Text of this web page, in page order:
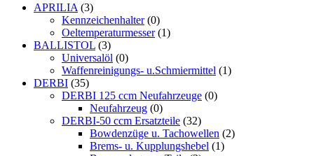
APRILIA (3)
Kennzeichenhalter (0)
Oeltemperaturmesser (1)
BALLISTOL (3)
Universalöl (0)
Waffenreinigungs- u.Schmiermittel (1)
DERBI (35)
DERBI 125 ccm Neufahrzeuge (0)
Neufahrzeug (0)
DERBI-50 ccm Ersatzteile (32)
Bowdenzüge u. Tachowellen (2)
Brems- u. Kupplungshebel (1)